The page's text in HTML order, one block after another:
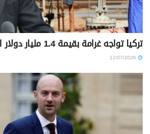
تركيا تواجه غرامة بقيمة 1.4 مليار دولار لصالح العراق